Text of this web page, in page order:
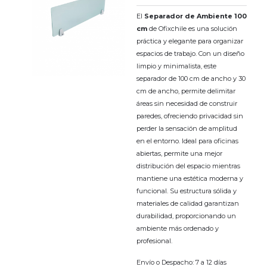
El Separador de Ambiente 100
cm de Ofixchile es una solución
práctica y elegante para organizar
espacios de trabajo. Con un diseño
limpio y minimalista, este
separador de 100 cm de ancho y 30
cm de ancho, permite delimitar
áreas sin necesidad de construir
paredes, ofreciendo privacidad sin
perder la sensación de amplitud
en el entorno. Ideal para oficinas
abiertas, permite una mejor
distribución del espacio mientras
mantiene una estética moderna y
funcional. Su estructura sólida y
materiales de calidad garantizan
durabilidad, proporcionando un
ambiente más ordenado y
profesional.
Envío o Despacho: 7 a 12 días